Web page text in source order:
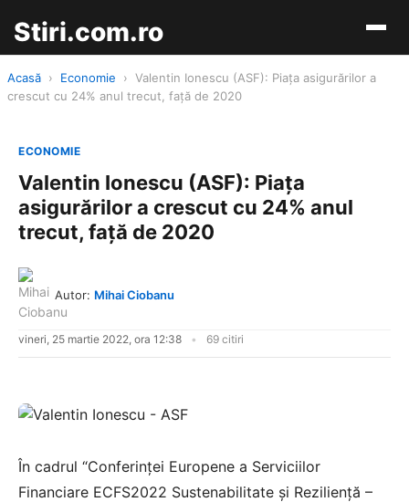
Stiri.com.ro
Acasă › Economie › Valentin Ionescu (ASF): Piața asigurărilor a
crescut cu 24% anul trecut, față de 2020
ECONOMIE
Valentin Ionescu (ASF): Piața
asigurărilor a crescut cu 24% anul
trecut, față de 2020
Autor: Mihai Ciobanu
vineri, 25 martie 2022, ora 12:38 69 citiri
În cadrul “Conferinței Europene a Serviciilor
Financiare ECFS2022 Sustenabilitate și Reziliență –